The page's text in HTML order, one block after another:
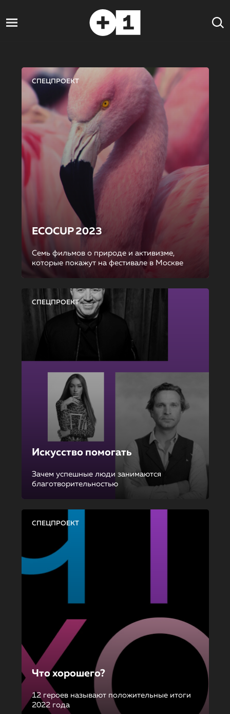
СПЕЦПРОЕКТ
ECOCUP 2023
Семь фильмов о природе и активизме,
которые покажут на фестивале в Москве
СПЕЦПРОЕКТ
Искусство помогать
Зачем успешные люди занимаются
благотворительностью
СПЕЦПРОЕКТ
Что хорошего?
12 героев называют положительные итоги
2022 года